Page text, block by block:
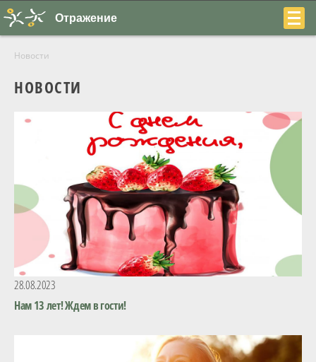
230-
22-
О центре
Отражение
Новости
НОВОСТИ
28.08.2023
Нам 13 лет! Ждем в гости!